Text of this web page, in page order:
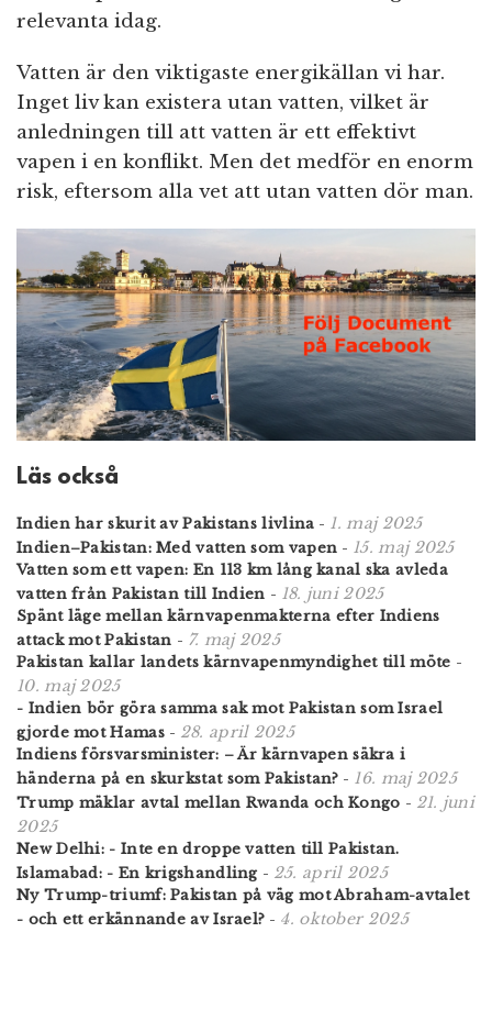
relevanta idag.
Vatten är den viktigaste energikällan vi har.
Inget liv kan existera utan vatten, vilket är
anledningen till att vatten är ett effektivt
vapen i en konflikt. Men det medför en enorm
risk, eftersom alla vet att utan vatten dör man.
Läs också
Indien har skurit av Pakistans livlina - 1. maj 2025
Indien–Pakistan: Med vatten som vapen - 15. maj 2025
Vatten som ett vapen: En 113 km lång kanal ska avleda
vatten från Pakistan till Indien - 18. juni 2025
Spänt läge mellan kärnvapenmakterna efter Indiens
attack mot Pakistan - 7. maj 2025
Pakistan kallar landets kärnvapenmyndighet till möte -
10. maj 2025
- Indien bör göra samma sak mot Pakistan som Israel
gjorde mot Hamas- 28. april 2025
Indiens försvars­minister: – Är kärn­vapen säkra i
händerna på en skurk­stat som Pakistan? - 16. maj 2025
Trump mäklar avtal mellan Rwanda och Kongo - 21. juni
2025
New Delhi: - Inte en droppe vatten till Pakistan.
Islamabad: - En krigshandling- 25. april 2025
Ny Trump-triumf: Pakistan på väg mot Abraham-avtalet
- och ett erkännande av Israel? - 4. oktober 2025